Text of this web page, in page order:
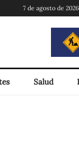
7 de agosto de 2026
Salud